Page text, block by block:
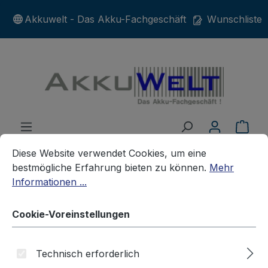
Zum Hauptinhalt springen
Akkuwelt - Das Akku-Fachgeschäft Wunschliste
Cookie-Voreinstellungen
Diese Website verwendet Cookies, um eine bestmögliche
Diese Website verwendet Cookies, um eine
bestmögliche Erfahrung bieten zu können. Mehr
Informationen ...
Cookie-Voreinstellungen
Technisch erforderlich